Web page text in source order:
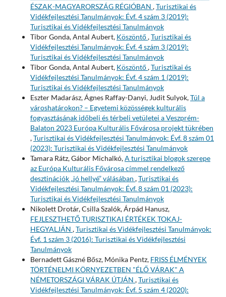
ÉSZAK-MAGYARORSZÁG RÉGIÓBAN ,Turisztikai és
Vidékfejlesztési Tanulmányok: Évf. 4 szám 3 (2019):
Turisztikai és Vidékfejlesztési Tanulmányok
Tibor Gonda, Antal Aubert, Köszöntő,Turisztikai és
Vidékfejlesztési Tanulmányok: Évf. 4 szám 3 (2019):
Turisztikai és Vidékfejlesztési Tanulmányok
Tibor Gonda, Antal Aubert, Köszöntő,Turisztikai és
Vidékfejlesztési Tanulmányok: Évf. 4 szám 1 (2019):
Turisztikai és Vidékfejlesztési Tanulmányok
Eszter Madarász, Ágnes Raffay-Danyi, Judit Sulyok,Túl a
városhatárokon? – Egyetemi közösségek kulturális
fogyasztásának időbeli és térbeli vetületei a Veszprém-
Balaton 2023 Európa Kulturális Fővárosa projekt tükrében
,Turisztikai és Vidékfejlesztési Tanulmányok: Évf. 8 szám 01
(2023): Turisztikai és Vidékfejlesztési Tanulmányok
Tamara Rátz, Gábor Michalkó,A turisztikai blogok szerepe
az Európa Kulturális Fővárosa címmel rendelkező
desztinációk „jó hellyé” válásában ,Turisztikai és
Vidékfejlesztési Tanulmányok: Évf. 8 szám 01 (2023):
Turisztikai és Vidékfejlesztési Tanulmányok
Nikolett Drotár, Csilla Szalók, Árpád Hanusz,
FEJLESZTHETŐ TURISZTIKAI ÉRTÉKEK TOKAJ-
HEGYALJÁN ,Turisztikai és Vidékfejlesztési Tanulmányok:
Évf. 1 szám 3 (2016): Turisztikai és Vidékfejlesztési
Tanulmányok
Bernadett Gászné Bősz, Mónika Pentz, FRISS ÉLMÉNYEK
TÖRTÉNELMI KÖRNYEZETBEN "ÉLŐ VÁRAK" A
NÉMETORSZÁGI VÁRAK ÚTJÁN ,Turisztikai és
Vidékfejlesztési Tanulmányok: Évf. 5 szám 4 (2020):